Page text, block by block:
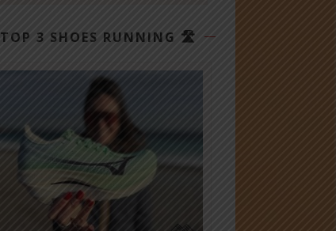
TOP 3 SHOES RUNNING 🛣